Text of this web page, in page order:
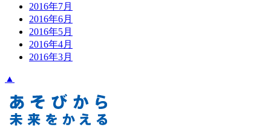
2016年7月
2016年6月
2016年5月
2016年4月
2016年3月
▲